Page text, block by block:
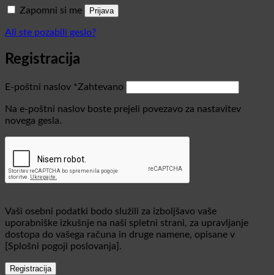
Zapomni si me Prijava
Ali ste pozabili geslo?
Registracija
E-poštni naslov *Zahtevano
Na e-poštni naslov boste prejeli povezavo za nastavitev
novega gesla.
Vaši osebni podatki bodo služili za izboljšavo vaše
uporabniške izkušnje na naši spletni strani, za upravljanje
dostopa do vašega računa in druge namene, opisane v
[Splošni pogoji poslovanja].
Registracija